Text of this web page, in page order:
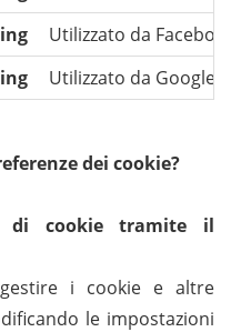
Utilizzato da
Utilizzato da Google
dei cookie?
di cookie tramite il
i cookie e altre
le impostazioni